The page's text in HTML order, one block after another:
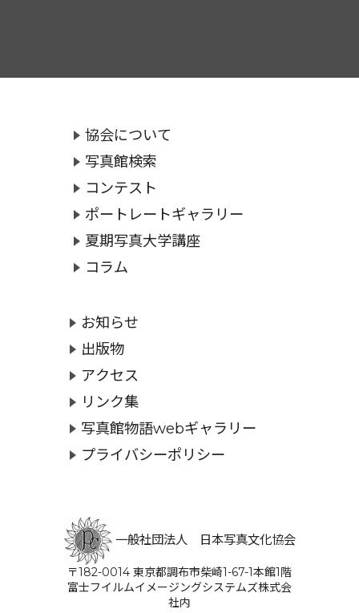
協会について
写真館検索
コンテスト
ポートレートギャラリー
夏期写真大学講座
コラム
お知らせ
出版物
アクセス
リンク集
写真館物語webギャラリー
プライバシーポリシー
一般社団法人 日本写真文化協会
〒182-0014 東京都調布市柴崎1-67-1本館1階
富士フイルムイメージングシステムズ株式会
社内